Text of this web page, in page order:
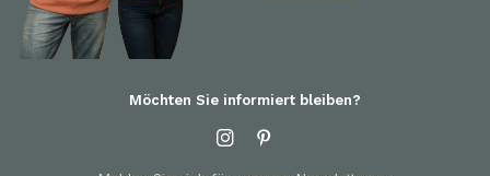
Möchten Sie informiert bleiben?